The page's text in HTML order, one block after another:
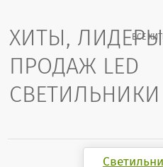
ХИТЫ,
ПРОДАЖ LED
СВЕТИЛЬНИКИ
ВСЕ